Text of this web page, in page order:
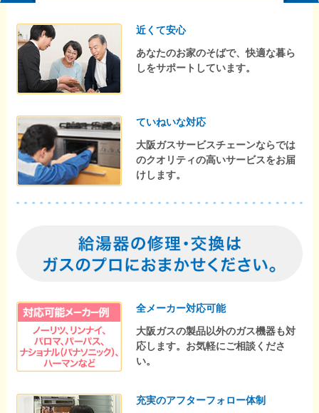
近くて安心
あなたのお家のそばで、快適な暮ら
しをサポートしています。
ていねいな対応
大阪ガスサービスチェーンならでは
のクオリティの高いサービスをお届
けします。
全メーカー対応可能
大阪ガスの製品以外のガス機器も対
応します。お気軽にご相談くださ
い。
充実のアフターフォロー体制